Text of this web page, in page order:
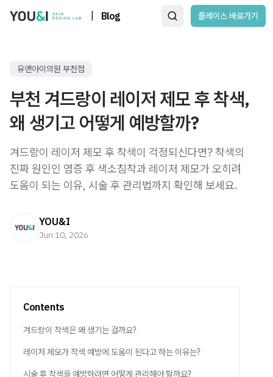
Blog 플레이스 바로가기
유앤아이의원 부천점
부천 겨드랑이 레이저 제모 후 착색,
왜 생기고 어떻게 예방할까?
겨드랑이 레이저 제모 후 착색이 걱정되신다면? 착색의
진짜 원인인 염증 후 색소침착과 레이저 제모가 오히려
도움이 되는 이유, 시술 후 관리법까지 확인해 보세요.
YOU&I
Jun 10, 2026
Contents
겨드랑이 착색은 왜 생기는 걸까요?
레이저 제모가 착색 예방에 도움이 된다고 하는 이유는?
시술 후 착색을 예방하려면 어떻게 관리해야 할까요?